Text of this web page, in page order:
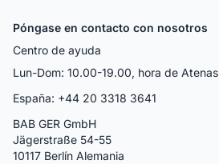
Póngase en contacto con nosotros
Centro de ayuda
Lun-Dom: 10.00-19.00, hora de Atenas
España: +44 20 3318 3641
BAB GER GmbH
Jägerstraße 54-55
10117 Berlín Alemania